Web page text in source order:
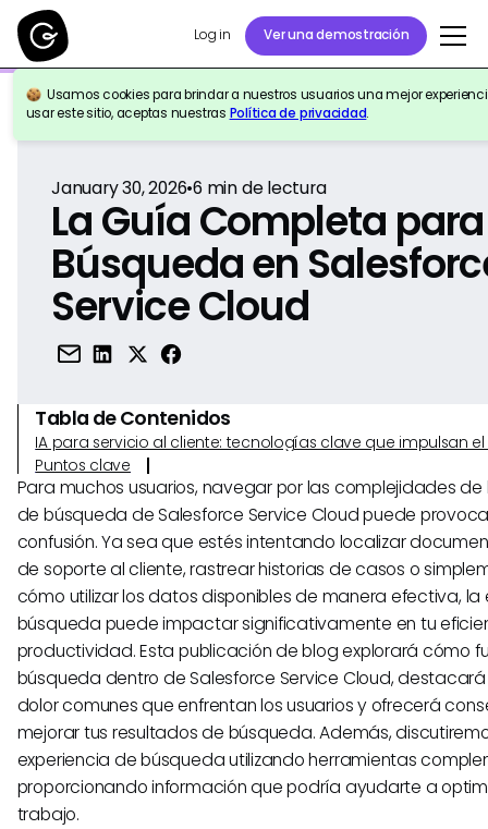
Log in Ver una demostración
Usamos cookies para brindar a nuestros usuarios una mejor
usar este sitio, aceptas nuestras Política de privacidad.
Volver a la Referencia
January 30, 2026•6 min de lectura
La Guía Completa
Búsqueda en
Service Cloud
Tabla de Contenidos
IA para servicio al cliente: tecnologías clave que impulsan
Puntos clave
Para muchos usuarios, navegar por las complejidades
de búsqueda de Salesforce Service Cloud puede
confusión. Ya sea que estés intentando localizar
de soporte al cliente, rastrear historias de casos o
cómo utilizar los datos disponibles de manera efectiva, la
búsqueda puede impactar significativamente en tu
productividad. Esta publicación de blog explorará cómo
búsqueda dentro de Salesforce Service Cloud,
dolor comunes que enfrentan los usuarios y ofrecerá
mejorar tus resultados de búsqueda. Además,
experiencia de búsqueda utilizando herramientas
proporcionando información que podría ayudarte a
trabajo.